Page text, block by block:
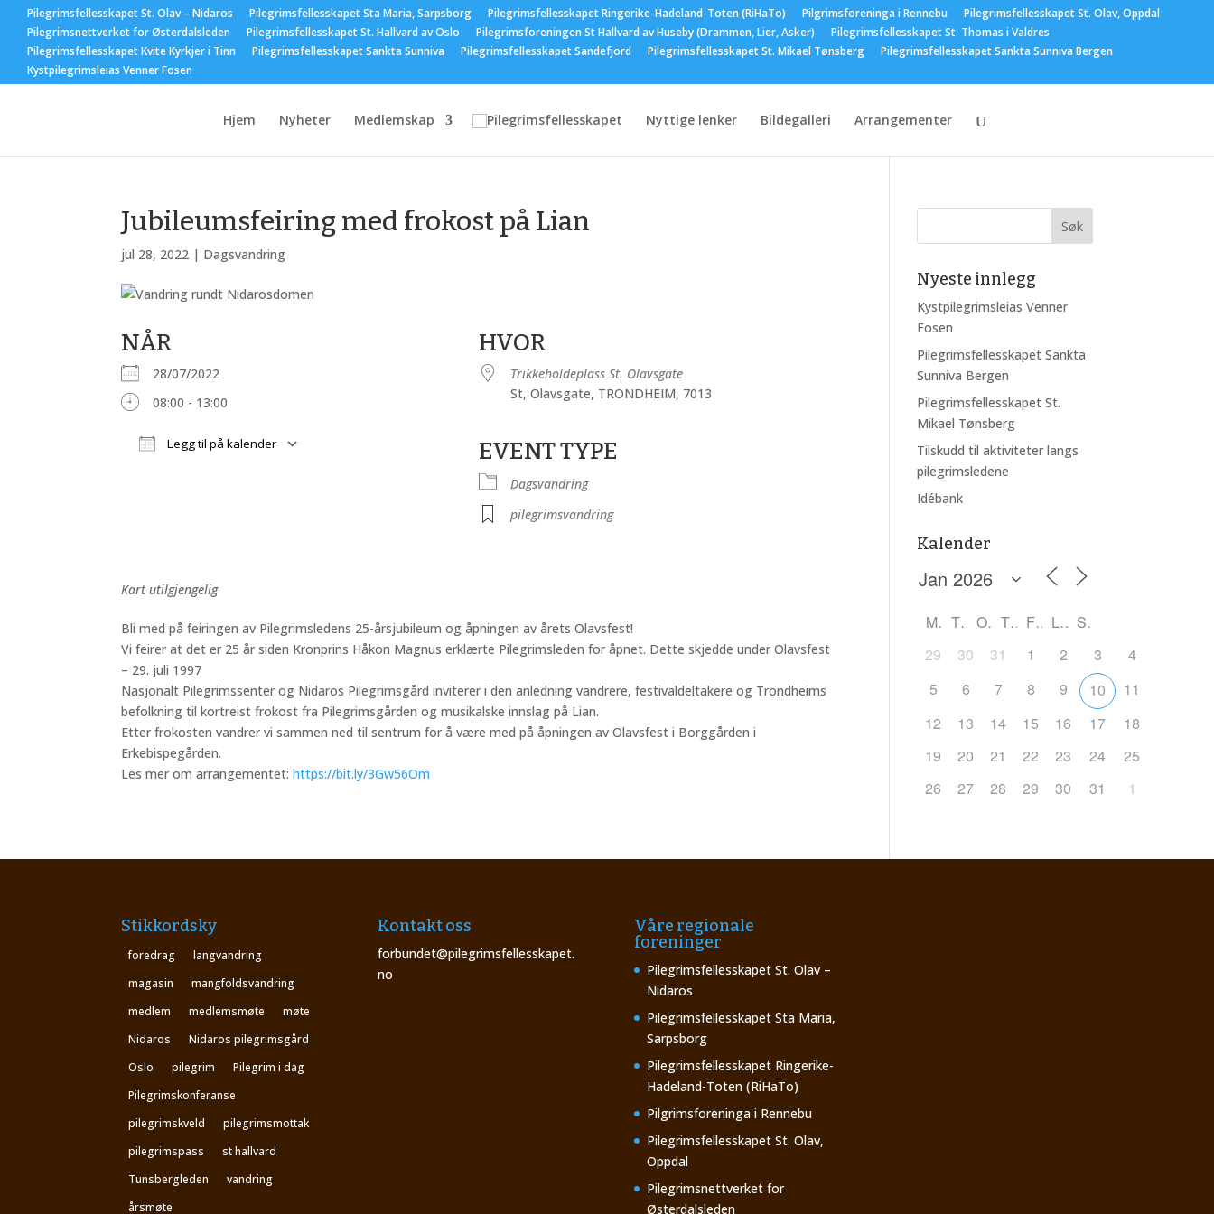
Pilegrimsfellesskapet St. Olav – Nidaros Pilegrimsfellesskapet Sta Maria, Sarpsborg Pilegrimsfellesskapet Ringerike-Hadeland-Toten (RiHaTo) Pilgrimsforeninga i Rennebu
Pilegrimsfellesskapet St. Olav, Oppdal
Pilegrimsnettverket for Østerdalsleden
Pilegrimsfellesskapet St. Hallvard av Oslo Pilegrimsforeningen St Hallvard av Huseby (Drammen, Lier, Asker)
Pilegrimsfellesskapet St. Thomas i Valdres
Pilegrimsfellesskapet Kvite Kyrkjer i Tinn
Pilegrimsfellesskapet Sankta Sunniva Pilegrimsfellesskapet Sandefjord Pilegrimsfellesskapet St. Mikael Tønsberg
Pilegrimsfellesskapet Sankta Sunniva Bergen
Kystpilegrimsleias Venner Fosen
Hjem Nyheter Medlemskap Nyttige lenker Bildegalleri Arrangementer
Jubileumsfeiring med frokost på Lian
jul 28, 2022 | Dagsvandring
NÅR
28/07/2022
08:00 - 13:00
Legg til på kalender
Outlook Live
HVOR
Trikkeholdeplass St. Olavsgate
St, Olavsgate, TRONDHEIM, 7013
EVENT TYPE
Dagsvandring
pilegrimsvandring
Kart utilgjengelig
Bli med på feiringen av Pilegrimsledens 25-årsjubileum og åpningen av årets Olavsfest!
Vi feirer at det er 25 år siden Kronprins Håkon Magnus erklærte Pilegrimsleden for åpnet. Dette skjedde under Olavsfest
– 29. juli 1997
Nasjonalt Pilegrimssenter og Nidaros Pilegrimsgård inviterer i den anledning vandrere, festivaldeltakere og Trondheims
befolkning til kortreist frokost fra Pilegrimsgården og musikalske innslag på Lian.
Etter frokosten vandrer vi sammen ned til sentrum for å være med på åpningen av Olavsfest i Borggården i
Erkebispegården.
Les mer om arrangementet:https://bit.ly/3Gw56Om
Nyeste innlegg
Kystpilegrimsleias Venner
Fosen
Pilegrimsfellesskapet Sankta
Sunniva Bergen
Pilegrimsfellesskapet St.
Mikael Tønsberg
Tilskudd til aktiviteter langs
pilegrimsledene
Idébank
Kalender
M T O T F L
S
29
30 31 1 2 3
4
5
6 7 8 9 10
11
12
13 14 15 16 17
18
19
20 21 22 23 24
25
26
27 28 29 30 31 1
Stikkordsky
foredrag
langvandring
magasin
mangfoldsvandring
medlem
medlemsmøte
møte
Nidaros
Nidaros pilegrimsgård
Oslo
pilegrim
Pilegrim i dag
Pilegrimskonferanse
pilegrimskveld
pilegrimsmottak
pilegrimspass
st hallvard
Tunsbergleden
vandring
årsmøte
Kontakt oss
forbundet@pilegrimsfellesskapet.
no
Våre regionale
foreninger
Pilegrimsfellesskapet St. Olav –
Nidaros
Pilegrimsfellesskapet Sta Maria,
Sarpsborg
Pilegrimsfellesskapet Ringerike-
Hadeland-Toten (RiHaTo)
Pilgrimsforeninga i Rennebu
Pilegrimsfellesskapet St. Olav,
Oppdal
Pilegrimsnettverket for
Østerdalsleden